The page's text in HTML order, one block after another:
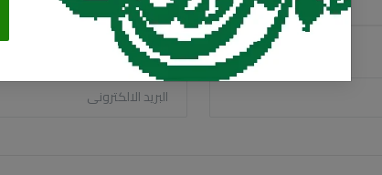
البريد الالكترونى